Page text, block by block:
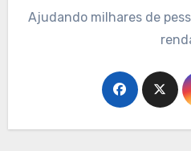
Ajudando milhares de